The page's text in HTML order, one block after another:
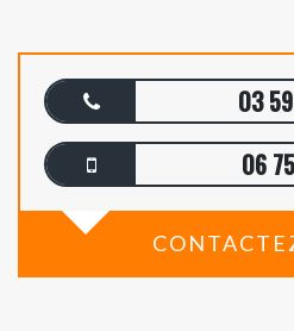
03
06